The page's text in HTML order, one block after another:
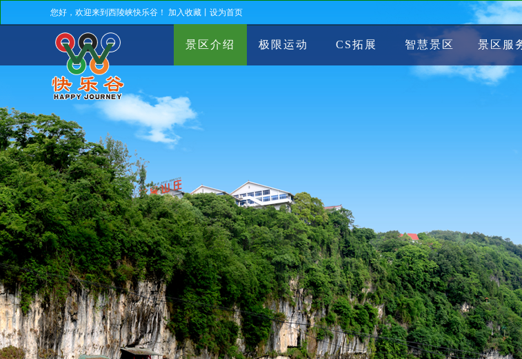
您好，欢迎来到西陵峡快乐谷！ 加入收藏 设为首页
景区介绍 极限运动 CS拓展 智慧景区 景区服